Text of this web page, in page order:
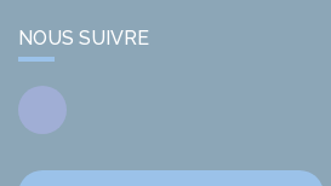
NOUS SUIVRE
Facebook